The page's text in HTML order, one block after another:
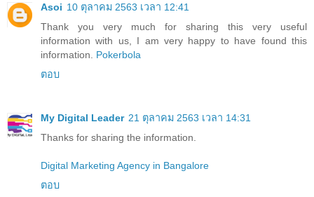
Asoi 10 ตุลาคม 2563 เวลา 12:41
Thank you very much for sharing this very useful
information with us, I am very happy to have found this
information.
Pokerbola
ตอบ
My Digital Leader 21 ตุลาคม 2563 เวลา 14:31
Thanks for sharing the information.
Digital Marketing Agency in Bangalore
ตอบ